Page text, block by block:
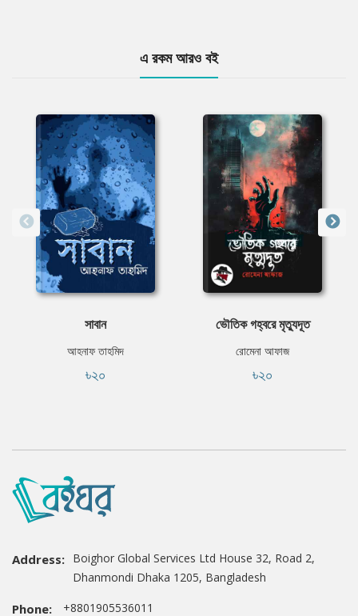
এ রকম আরও বই
সাবান
আহনাফ তাহমিদ
৳২০
ভৌতিক গহ্বরে মৃত্যুদূত
রোমেনা আফাজ
৳২০
Address: Boighor Global Services Ltd House 32, Road 2,
Dhanmondi Dhaka 1205, Bangladesh
Phone: +8801905536011